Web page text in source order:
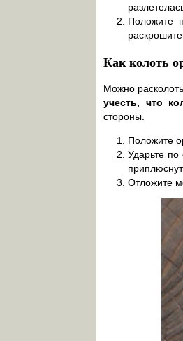
Положите
Как колоть
Можно
учесть, что
стороны.
Положите
Ударьте по
Отложите